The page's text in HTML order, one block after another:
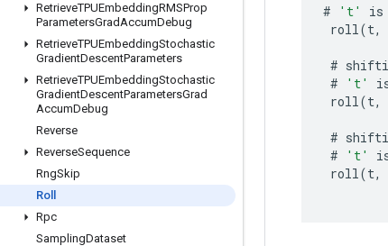
RetrieveTPUEmbeddingRMSProp
ParametersGradAccumDebug
RetrieveTPUEmbeddingStochastic
GradientDescentParameters
RetrieveTPUEmbeddingStochastic
GradientDescentParametersGrad
AccumDebug
Reverse
ReverseSequence
RngSkip
Roll
Rpc
SamplingDataset
# 't' is
roll(t,
#
#
't'
roll(t,
#
#
't'
roll(t,